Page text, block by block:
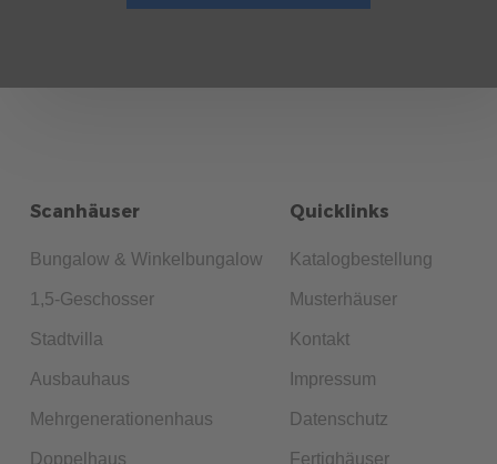
Scanhäuser
Bungalow & Winkelbungalow
1,5-Geschosser
Stadtvilla
Ausbauhaus
Mehrgenerationenhaus
Doppelhaus
Quicklinks
Katalogbestellung
Musterhäuser
Kontakt
Impressum
Datenschutz
Fertighäuser